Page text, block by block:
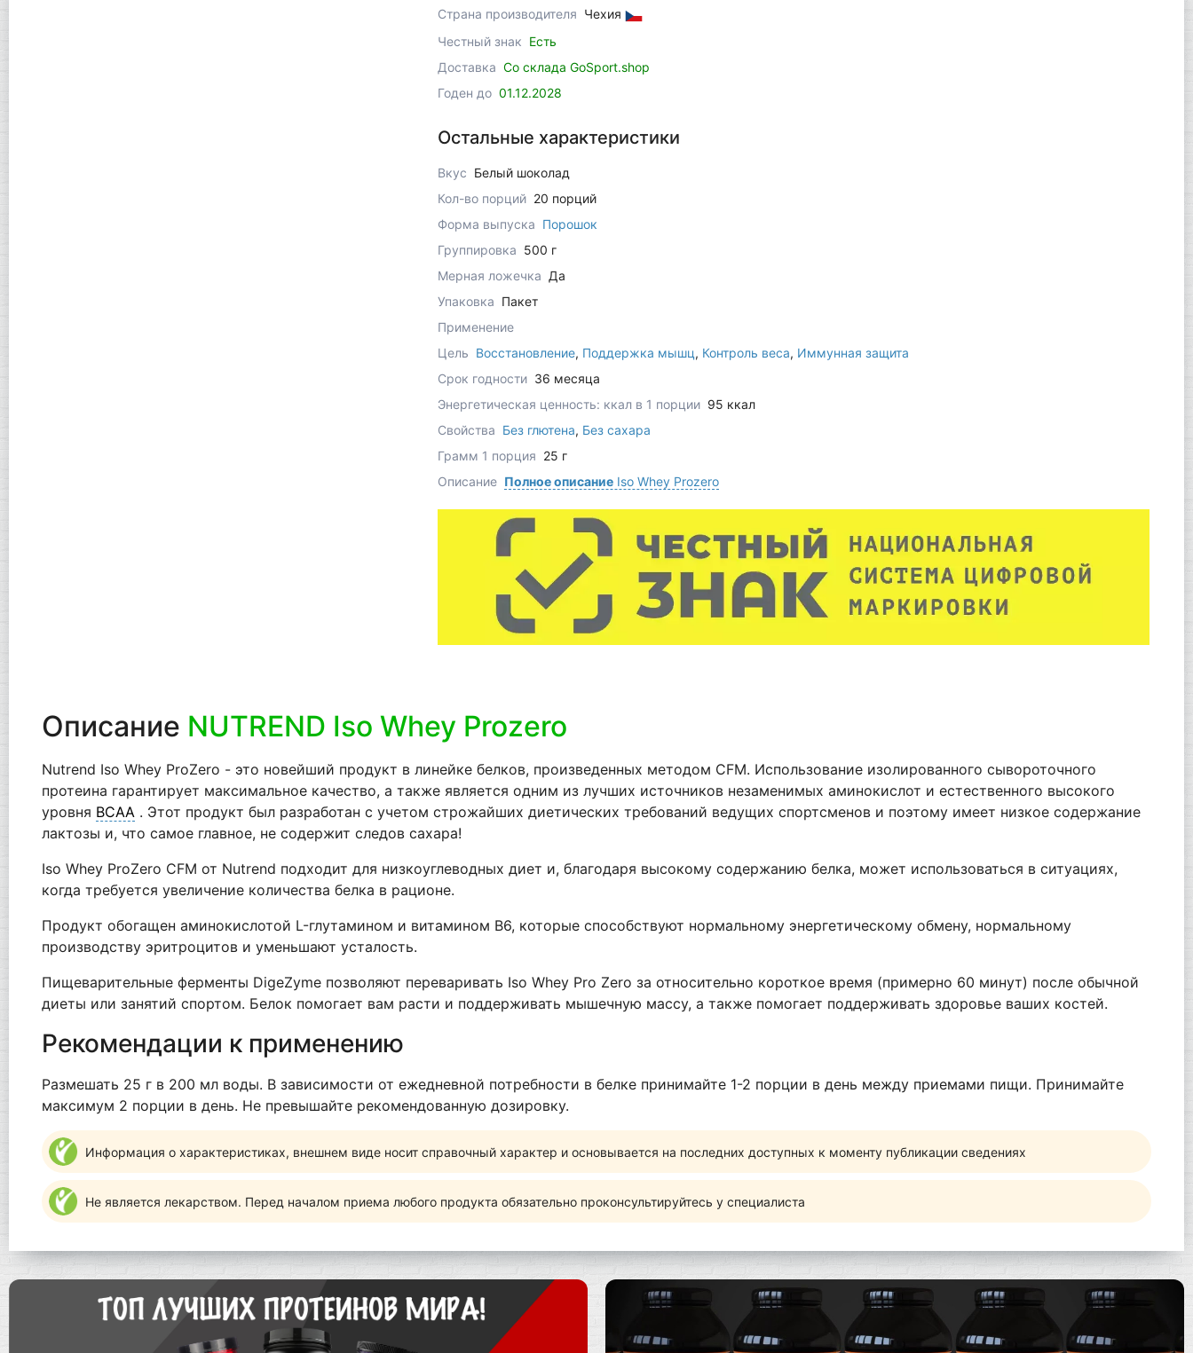
Страна производителя Чехия
Честный знак Есть
Доставка Со склада GoSport.shop
Годен до 01.12.2028
Остальные характеристики
Вкус Белый шоколад
Кол-во порций 20 порций
Форма выпуска Порошок
Группировка 500 г
Мерная ложечка Да
Упаковка Пакет
Применение
Цель Восстановление, Поддержка мышц, Контроль веса, Иммунная защита
Срок годности 36 месяца
Энергетическая ценность: ккал в 1 порции 95 ккал
Свойства Без глютена, Без сахара
Грамм 1 порция 25 г
Описание Полное описаниеIso Whey Prozero
Описание NUTREND Iso Whey Prozero
Nutrend Iso Whey ProZero - это новейший продукт в линейке белков, произведенных методом CFM. Использование изолированного сывороточного
протеина гарантирует максимальное качество, а также является одним из лучших источников незаменимых аминокислот и естественного высокого
уровня BCAA. Этот продукт был разработан с учетом строжайших диетических требований ведущих спортсменов и поэтому имеет низкое содержание
лактозы и, что самое главное, не содержит следов сахара!
Iso Whey ProZero CFM от Nutrend подходит для низкоуглеводных диет и, благодаря высокому содержанию белка, может использоваться в ситуациях,
когда требуется увеличение количества белка в рационе.
Продукт обогащен аминокислотой L-глутамином и витамином B6, которые способствуют нормальному энергетическому обмену, нормальному
производству эритроцитов и уменьшают усталость.
Пищеварительные ферменты DigeZyme позволяют переваривать Iso Whey Pro Zero за относительно короткое время (примерно 60 минут) после обычной
диеты или занятий спортом. Белок помогает вам расти и поддерживать мышечную массу, а также помогает поддерживать здоровье ваших костей.
Рекомендации к применению
Размешать 25 г в 200 мл воды. В зависимости от ежедневной потребности в белке принимайте 1-2 порции в день между приемами пищи. Принимайте
максимум 2 порции в день. Не превышайте рекомендованную дозировку.
Информация о характеристиках, внешнем виде носит справочный характер и основывается на последних доступных к моменту публикации сведениях
Не является лекарством. Перед началом приема любого продукта обязательно проконсультируйтесь у специалиста